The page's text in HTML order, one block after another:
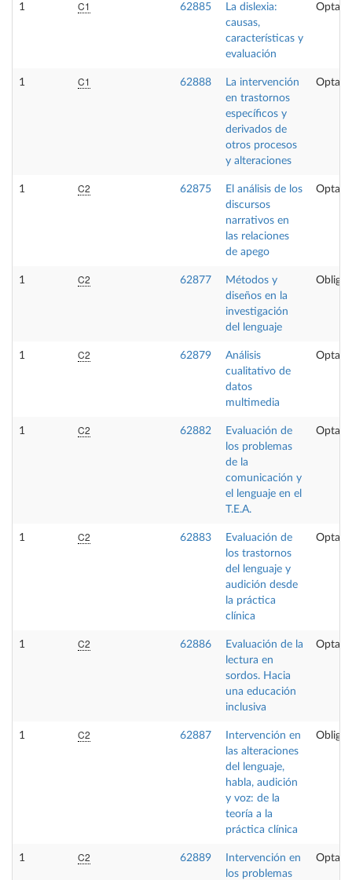
1 C1 62885
La dislexia:
causas,
características y
evaluación
1 C1 62888
La intervención
en trastornos
específicos y
derivados de
otros procesos
y alteraciones
1 C2 62875
El análisis de los
discursos
narrativos en
las relaciones
de apego
1 C2 62877
Métodos y
diseños en la
investigación
del lenguaje
1 C2 62879
Análisis
cualitativo de
datos
multimedia
1 C2 62882
Evaluación de
los problemas
de la
comunicación y
el lenguaje en el
T.E.A.
1 C2 62883
Evaluación de
los trastornos
del lenguaje y
audición desde
la práctica
clínica
1 C2 62886
Evaluación de la
lectura en
sordos. Hacia
una educación
inclusiva
1 C2 62887
Intervención en
las alteraciones
del lenguaje,
habla, audición
y voz: de la
teoría a la
práctica clínica
1 C2 62889
Intervención en
los problemas